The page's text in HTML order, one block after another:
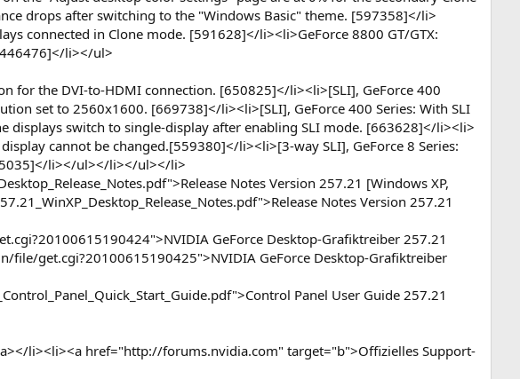
drops after switching to the "Windows Basic" theme. [597358]</li>
connected in Clone mode. [591628]</li><li>GeForce 8800 GT/GTX:
li></ul>
for the DVI-to-HDMI connection. [650825]</li><li>[SLI], GeForce 400
set to 2560x1600. [669738]</li><li>[SLI], GeForce 400 Series: With SLI
displays switch to single-display after enabling SLI mode. [663628]</li><li>
cannot be changed.[559380]</li><li>[3-way SLI], GeForce 8 Series:
li></ul></li></ul></li>
Notes Version 257.21 [Windows XP,
Notes Version 257.21
GeForce Desktop-Grafiktreiber 257.21
get.cgi?20100615190425">NVIDIA GeForce Desktop-Grafiktreiber
Panel User Guide 257.21
li><li><a href="http://forums.nvidia.com" target="b">Offizielles Support-